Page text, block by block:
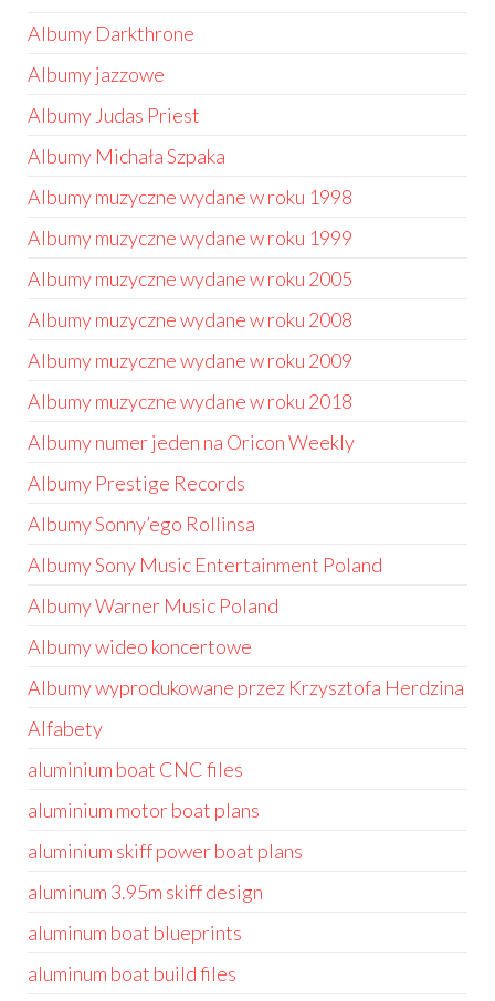
Albumy Darkthrone
Albumy jazzowe
Albumy Judas Priest
Albumy Michała Szpaka
Albumy muzyczne wydane w roku 1998
Albumy muzyczne wydane w roku 1999
Albumy muzyczne wydane w roku 2005
Albumy muzyczne wydane w roku 2008
Albumy muzyczne wydane w roku 2009
Albumy muzyczne wydane w roku 2018
Albumy numer jeden na Oricon Weekly
Albumy Prestige Records
Albumy Sonny’ego Rollinsa
Albumy Sony Music Entertainment Poland
Albumy Warner Music Poland
Albumy wideo koncertowe
Albumy wyprodukowane przez Krzysztofa Herdzina
Alfabety
aluminium boat CNC files
aluminium motor boat plans
aluminium skiff power boat plans
aluminum 3.95m skiff design
aluminum boat blueprints
aluminum boat build files